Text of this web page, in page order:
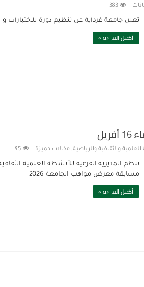
383
تعلن جامعة غرداية عن تنظيم دورة للاختبارات و
أكمل القراءة »
والثقافية والرياضية, مقالات مميزة 95
تنظم المديرية الفرعية للأنشطة العلمية
مسابقة معرض مواهب الجامعة 2026
أكمل القراءة »